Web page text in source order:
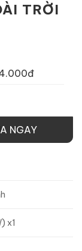
TRỜI
NGAY
x1